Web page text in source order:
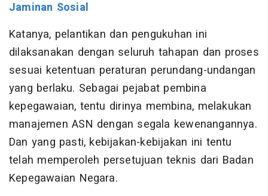
Jaminan Sosial
Katanya, pelantikan dan pengukuhan ini
dilaksanakan dengan seluruh tahapan dan proses
sesuai ketentuan peraturan perundang-undangan
yang berlaku. Sebagai pejabat pembina
kepegawaian, tentu dirinya membina, melakukan
manajemen ASN dengan segala kewenangannya.
Dan yang pasti, kebijakan-kebijakan ini tentu
telah memperoleh persetujuan teknis dari Badan
Kepegawaian Negara.